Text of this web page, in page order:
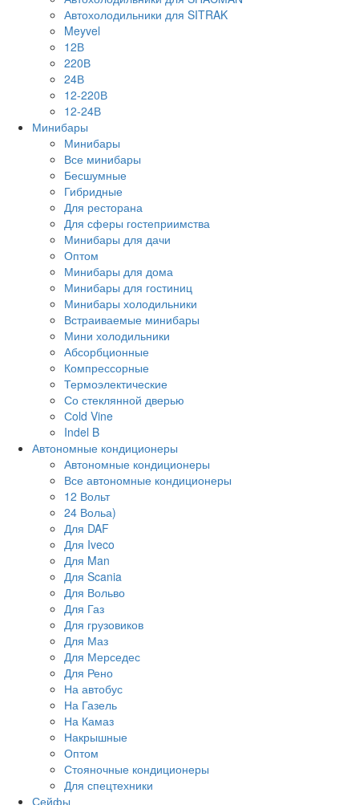
Автохолодильники для SITRAK
Meyvel
12В
220В
24В
12-220В
12-24В
Минибары
Минибары
Все минибары
Бесшумные
Гибридные
Для ресторана
Для сферы гостеприимства
Минибары для дачи
Оптом
Минибары для дома
Минибары для гостиниц
Минибары холодильники
Встраиваемые минибары
Мини холодильники
Абсорбционные
Компрессорные
Термоэлектические
Со стеклянной дверью
Сold Vine
Indel B
Автономные кондиционеры
Автономные кондиционеры
Все автономные кондиционеры
12 Вольт
24 Вольа)
Для DAF
Для Iveco
Для Man
Для Scania
Для Вольво
Для Газ
Для грузовиков
Для Маз
Для Мерседес
Для Рено
На автобус
На Газель
На Камаз
Накрышные
Оптом
Стояночные кондиционеры
Для спецтехники
Сейфы